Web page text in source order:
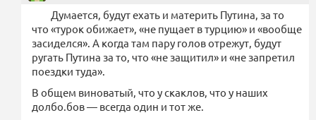
Думается, будут ехать и материть Путина, за то
что «турок обижает», «не пущает в турцию» и «вообще
засиделся». А когда там пару голов отрежут, будут
ругать Путина за то, что «не защитил» и «не запретил
поездки туда».
В общем виноватый, что у скаклов, что у наших
долбо.бов — всегда один и тот же.